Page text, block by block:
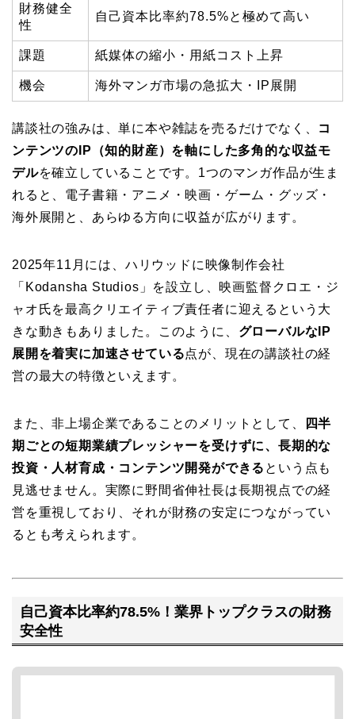
財務健全
性
自己資本比率約78.5%と極めて高い
課題 紙媒体の縮小・用紙コスト上昇
機会 海外マンガ市場の急拡大・IP展開
講談社の強みは、単に本や雑誌を売るだけでなく、 コ
ンテンツのIP（知的財産）を軸にした多角的な収益モ
デルを確立していることです。1つのマンガ作品が生ま
れると、電子書籍・アニメ・映画・ゲーム・グッズ・
海外展開と、あらゆる方向に収益が広がります。
2025年11月には、ハリウッドに映像制作会社
「Kodansha Studios」を設立し、映画監督クロエ・ジ
ャオ氏を最高クリエイティブ責任者に迎えるという大
きな動きもありました。このように、 グローバルなIP
展開を着実に加速させている点が、現在の講談社の経
営の最大の特徴といえます。
また、非上場企業であることのメリットとして、
四半
期ごとの短期業績プレッシャーを受けずに、長期的な
投資・人材育成・コンテンツ開発ができる という点も
見逃せません。実際に野間省伸社長は長期視点での経
営を重視しており、それが財務の安定につながってい
るとも考えられます。
自己資本比率約78.5%！業界トップクラスの財務
安全性